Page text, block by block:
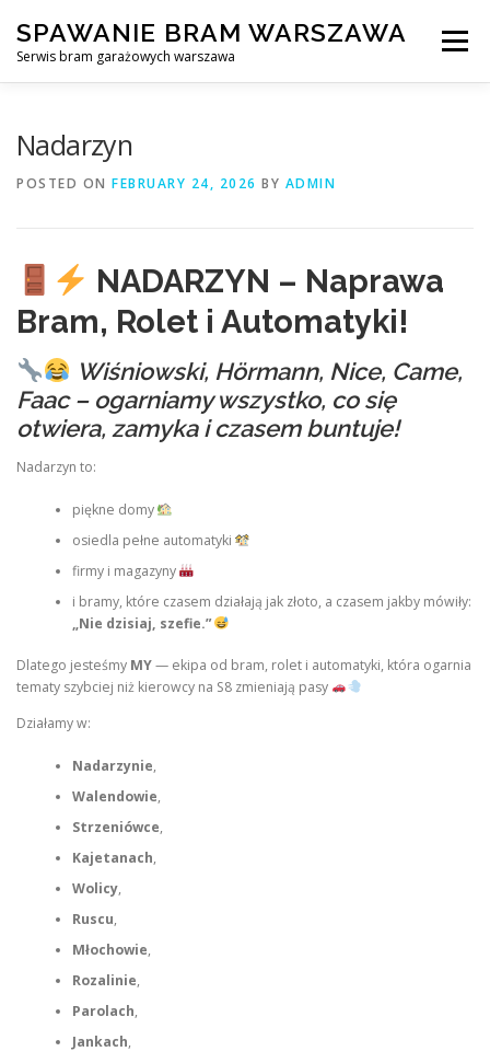
content
SPAWANIE BRAM WARSZAWA
Serwis bram garażowych warszawa
Menu
Nadarzyn
POSTED ON FEBRUARY 24, 2026 BY ADMIN
NADARZYN – Naprawa
Bram, Rolet i Automatyki!
Wiśniowski, Hörmann, Nice, Came,
Faac – ogarniamy wszystko, co się
otwiera, zamyka i czasem buntuje!
Nadarzyn to:
piękne domy
osiedla pełne automatyki
firmy i magazyny
i bramy, które czasem działają jak złoto, a czasem jakby mówiły:
„Nie dzisiaj, szefie.”
Dlatego jesteśmy MY— ekipa od bram, rolet i automatyki, która ogarnia
tematy szybciej niż kierowcy na S8 zmieniają pasy
Działamy w:
Nadarzynie,
Walendowie,
Strzeniówce,
Kajetanach,
Wolicy,
Ruscu,
Młochowie,
Rozalinie,
Parolach,
Jankach,